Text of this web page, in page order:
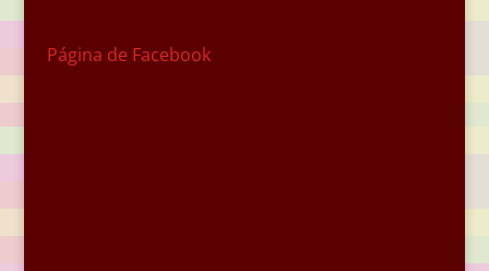
Página de Facebook